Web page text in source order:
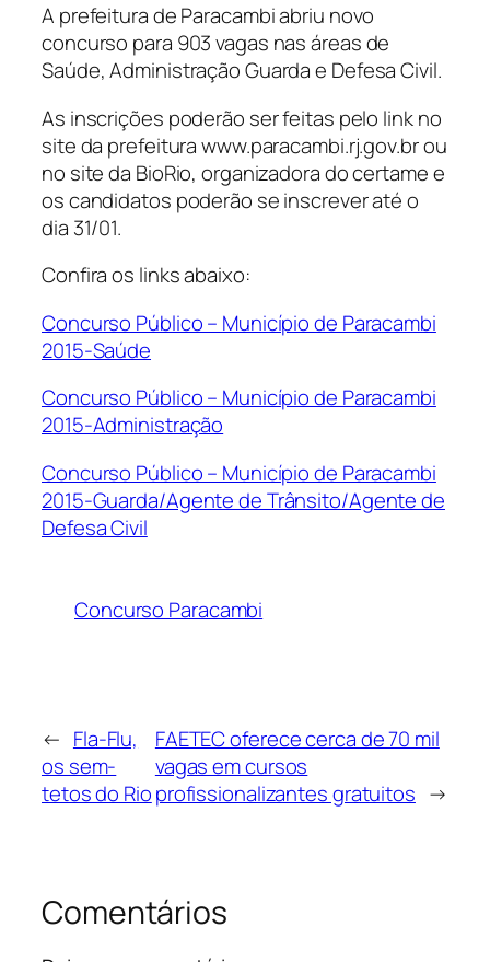
A prefeitura de Paracambi abriu novo
concurso para 903 vagas nas áreas de
Saúde, Administração Guarda e Defesa Civil.
As inscrições poderão ser feitas pelo link no
site da prefeitura www.paracambi.rj.gov.br ou
no site da BioRio, organizadora do certame e
os candidatos poderão se inscrever até o
dia 31/01.
Confira os links abaixo:
Concurso Público – Município de Paracambi
2015-Saúde
Concurso Público – Município de Paracambi
2015-Administração
Concurso Público – Município de Paracambi
2015-Guarda/Agente de Trânsito/Agente de
Defesa Civil
Concurso Paracambi
← Fla-Flu,
os sem-
tetos do Rio
FAETEC oferece cerca de 70 mil
vagas em cursos
profissionalizantes gratuitos →
Comentários